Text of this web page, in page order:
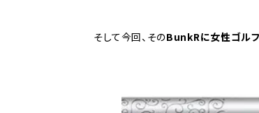
そして今回、そのBunkRに女性ゴルフ